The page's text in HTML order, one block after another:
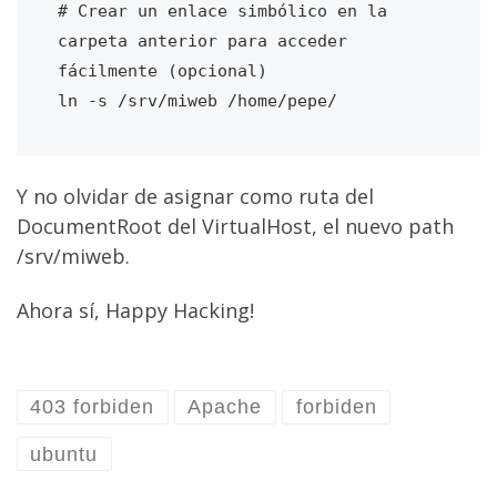
# Crear un enlace simbólico en la
carpeta anterior para acceder
fácilmente (opcional)
Y no olvidar de asignar como ruta del
DocumentRoot del VirtualHost, el nuevo path
/srv/miweb.
Ahora sí, Happy Hacking!
403 forbiden Apache forbiden
ubuntu